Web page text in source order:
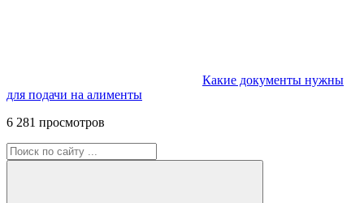
Какие документы нужны
для подачи на алименты
6 281 просмотров